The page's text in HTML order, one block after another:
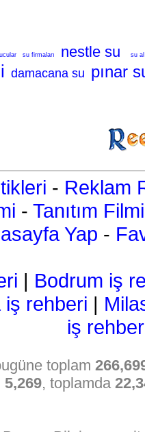
su firmaları nestle su su al
damacana su pınar
- Reklam
- Tanıtım Filmi
Yap -
| Bodrum iş
iş rehberi |
iş
toplam
5,269, toplamda